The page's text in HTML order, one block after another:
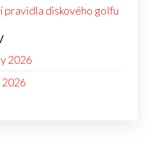
pravidla diskového golfu
2026
2026